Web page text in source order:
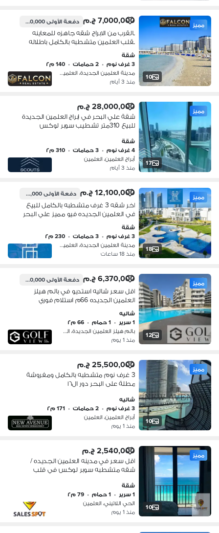
10
مميز 7,000,000 ج.م دفعة الأولى700,000 ج.م
بالقرب من الابراج شقه جاهزه للمعاينه
بقلب العلمين متشطبه بالكامل باطلاله
مميزه قسط alamien - north coust
شقة
3 غرف نوم
• 2 حمامات • 140 م٢
مدينة العلمين الجديدة، العلمين
منذ 3 أيام
17
مميز 28,000,000 ج.م
شقة علي البحر في ابراج العلمين الجديدة
للبيع 310متر تشطيب سوبر لوكس
North Coas
شقة
4 غرف نوم
• 3 حمامات • 310 م٢
أبراج العلمين، العلمين
منذ 3 أيام
18
مميز 12,100,000 ج.م دفعة الأولى605,000 ج.م
اخر شقه 3 غرف متشطبه بالكامل للبيع
في العلمين الجديده فيو مميز علي البحر
Alamein
شقة
3 غرف نوم
• 3 حمامات • 230 م٢
مدينة العلمين الجديدة، العلمين
منذ 18 ساعات
12
مميز 6,370,000 ج.م دفعة الأولى6,050,000 ج.م
اقل سعر شاليه استديو في بالم هيلز
العلمين الجديده 66م استلام فوري
تشطيب سوبر لوكس لوكيشن مميز في
قلب المشروع خطوات من الاجون وحمام
السباحه اقل متبقي
شاليه
1 سرير
• 1 حمام • 66 م٢
بالم هيلز العلمين الجديدة، العلمين
منذ 1 يوم
10
مميز 25,500,000 ج.م
3 غرف نوم متشطبه بالكامل ومفروشة
مطلة على البحر دور ال١٦
شاليه
3 غرف نوم
• 2 حمامات • 171 م٢
أبراج العلمين، العلمين
منذ 1 يوم
10
مميز 2,540,000 ج.م
اقل سعر في مدينه العلمين الجديده /
شقه متشطبه سوبر لوكس في قلب
شقة
1 سرير
• 1 حمام • 79 م٢
الحي اللاتيني، العلمين
منذ 1 يوم